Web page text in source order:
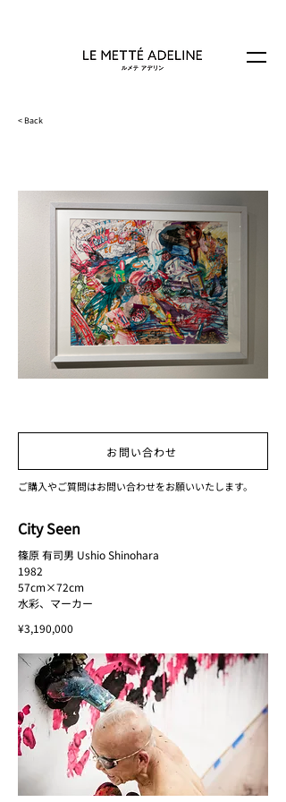
< Back
お問い合わせ
ご購入やご質問はお問い合わせをお願いいたします。
City Seen
篠原 有司男 Ushio Shinohara
1982
57cm×72cm
水彩、マーカー
¥3,190,000